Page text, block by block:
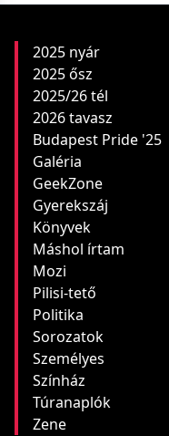
2025 nyár
2025 ősz
2025/26 tél
2026 tavasz
Budapest Pride '25
Galéria
GeekZone
Gyerekszáj
Könyvek
Máshol írtam
Mozi
Pilisi-tető
Politika
Sorozatok
Személyes
Színház
Túranaplók
Zene